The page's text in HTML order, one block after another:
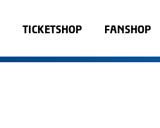
TICKETSHOP FANSHOP